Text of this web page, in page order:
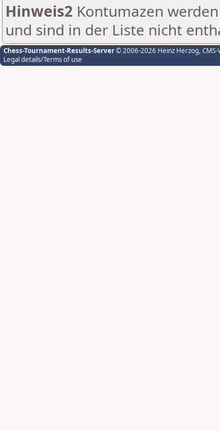
Hinweis2 Kontumazen
und sind in der Liste nicht
Chess-Tournament-Results-Server© 2006-2026 Heinz Herzog,
Legal details/Terms of use